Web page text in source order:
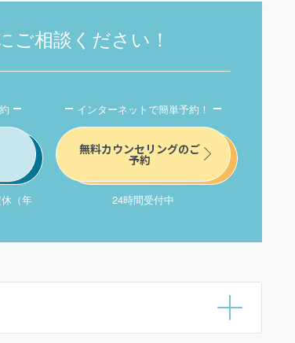
ご相談ください！
（年
インターネットで簡単予約！
無料カウンセリングのご
予約
24時間受付中